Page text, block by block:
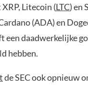
Litecoin (LTC) en
(ADA) en
een daadwerkelijke
hebben.
de SEC ook opnieuw